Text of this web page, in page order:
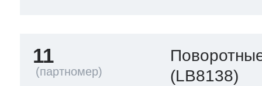
11
(LB8138)